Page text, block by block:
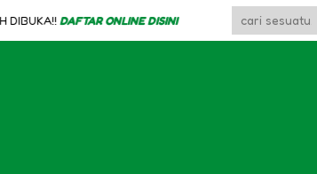
DAFTAR ONLINE DISINI